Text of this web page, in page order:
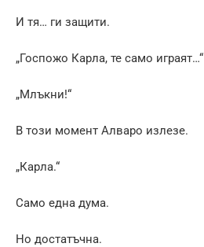
И тя… ги защити.
„Госпожо Карла, те само играят…“
„Млъкни!“
В този момент Алваро излезе.
„Карла.“
Само една дума.
Но достатъчна.